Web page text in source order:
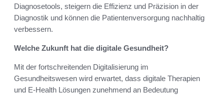
Diagnosetools, steigern die Effizienz und Präzision in der
Diagnostik und können die Patientenversorgung nachhaltig
verbessern.
Welche Zukunft hat die digitale Gesundheit?
Mit der fortschreitenden Digitalisierung im
Gesundheitswesen wird erwartet, dass digitale Therapien
und E-Health Lösungen zunehmend an Bedeutung